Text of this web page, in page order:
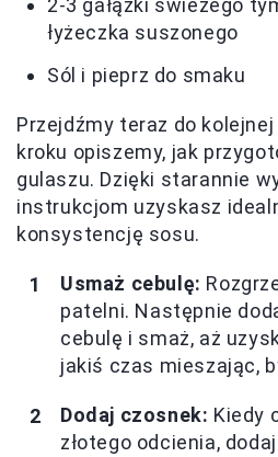
2-3 gałązki świeżego
łyżeczka suszonego
Sól i pieprz do smaku
Przejdźmy teraz do
kroku opiszemy, jak
gulaszu. Dzięki starannie
instrukcjom uzyskasz
konsystencję sosu.
Usmaż cebulę:
patelni. Następnie
cebulę i smaż, aż
jakiś czas mieszając,
Dodaj czosnek: Kiedy
złotego odcienia,